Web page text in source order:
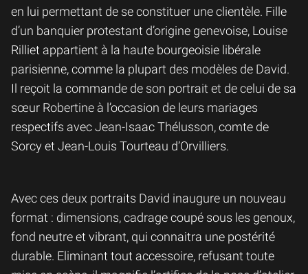
en lui permettant de se constituer une clientèle. Fille
d’un banquier protestant d’origine genevoise, Louise
Rilliet appartient à la haute bourgeoisie libérale
parisienne, comme la plupart des modèles de David.
Il reçoit la commande de son portrait et de celui de sa
sœur Robertine à l’occasion de leurs mariages
respectifs avec Jean-Isaac Thélusson, comte de
Sorcy et Jean-Louis Tourteau d’Orvilliers.
Avec ces deux portraits David inaugure un nouveau
format : dimensions, cadrage coupé sous les genoux,
fond neutre et vibrant, qui connaitra une postérité
durable. Eliminant tout accessoire, refusant toute